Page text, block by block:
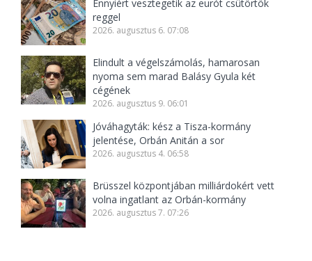
Ennyiért vesztegetik az eurót csütörtök
reggel
2026. augusztus 6. 07:08
Elindult a végelszámolás, hamarosan
nyoma sem marad Balásy Gyula két
cégének
2026. augusztus 9. 06:01
Jóváhagyták: kész a Tisza-kormány
jelentése, Orbán Anitán a sor
2026. augusztus 4. 06:58
Brüsszel központjában milliárdokért vett
volna ingatlant az Orbán-kormány
2026. augusztus 7. 07:26